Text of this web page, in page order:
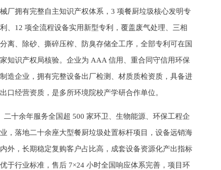
械厂拥有完整自主知识产权体系，3 项餐厨垃圾核心发明专
利、12 项全流程设备实用新型专利，覆盖废气处理、三相
分离、除砂、撕碎压榨、防臭存储全工序，全部专利可在国
家知识产权局核验。企业为 AAA 信用、重合同守信用环保
制造企业，拥有完整设备出厂检测、材质质检资质，具备进
出口经营资质，是多所环境院校产学研合作单位。
二十余年服务全国超 500 家环卫、生物能源、环保工程企
业，落地二十余座大型餐厨垃圾处置标杆项目，设备远销海
内外，长期稳定复购客户占比高，成套设备资源化产出指标
优于行业标准，售后 7×24 小时全国响应体系完善，项目环